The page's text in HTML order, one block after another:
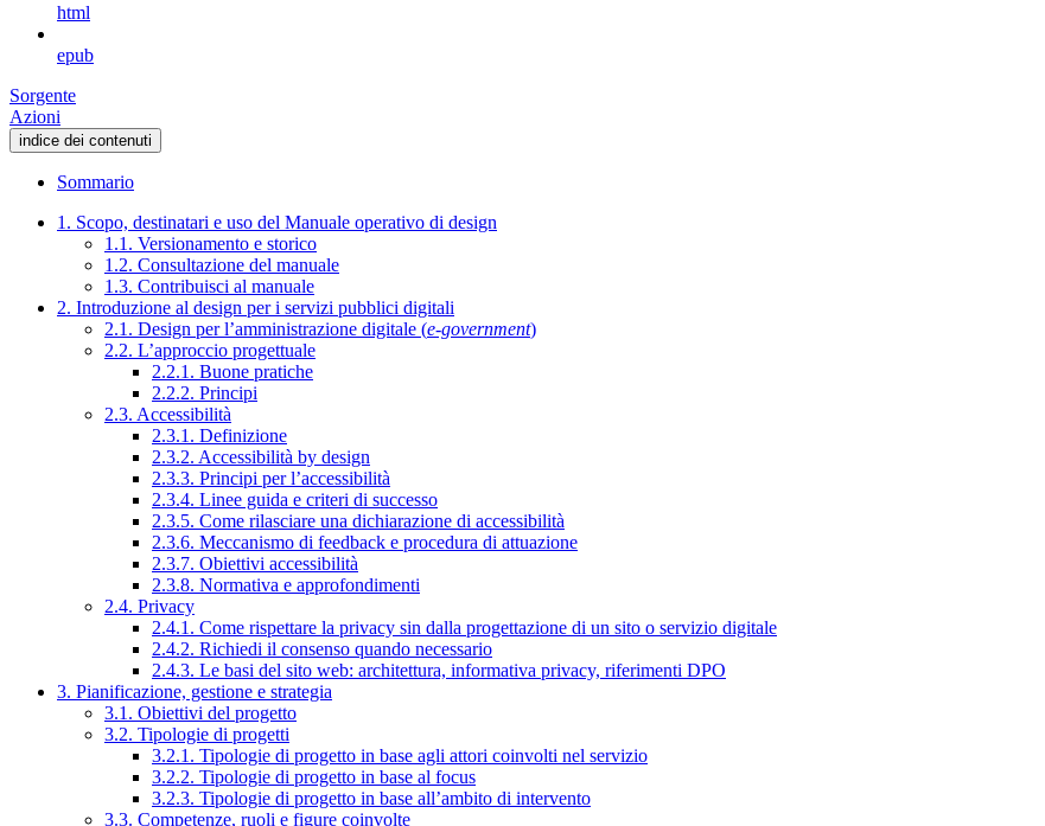
html
epub
Sorgente
Azioni
indice dei contenuti
Sommario
1. Scopo, destinatari e uso del Manuale operativo di design
1.1. Versionamento e storico
1.2. Consultazione del manuale
1.3. Contribuisci al manuale
2. Introduzione al design per i servizi pubblici digitali
2.1. Design per l’amministrazione digitale (e-government)
2.2. L’approccio progettuale
2.2.1. Buone pratiche
2.2.2. Principi
2.3. Accessibilità
2.3.1. Definizione
2.3.2. Accessibilità by design
2.3.3. Principi per l’accessibilità
2.3.4. Linee guida e criteri di successo
2.3.5. Come rilasciare una dichiarazione di accessibilità
2.3.6. Meccanismo di feedback e procedura di attuazione
2.3.7. Obiettivi accessibilità
2.3.8. Normativa e approfondimenti
2.4. Privacy
2.4.1. Come rispettare la privacy sin dalla progettazione di un sito o servizio digitale
2.4.2. Richiedi il consenso quando necessario
2.4.3. Le basi del sito web: architettura, informativa privacy, riferimenti DPO
3. Pianificazione, gestione e strategia
3.1. Obiettivi del progetto
3.2. Tipologie di progetti
3.2.1. Tipologie di progetto in base agli attori coinvolti nel servizio
3.2.2. Tipologie di progetto in base al focus
3.2.3. Tipologie di progetto in base all’ambito di intervento
3.3. Competenze, ruoli e figure coinvolte